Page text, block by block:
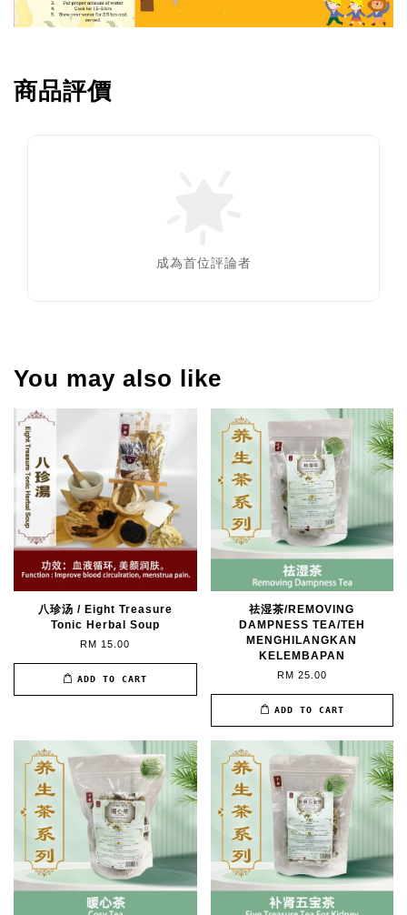
商品評價
成為首位評論者
You may also like
八珍汤 / Eight Treasure
Tonic Herbal Soup
RM 15.00
ADD TO CART
祛湿茶/REMOVING
DAMPNESS TEA/TEH
MENGHILANGKAN
KELEMBAPAN
RM 25.00
ADD TO CART